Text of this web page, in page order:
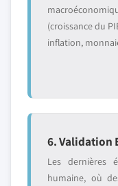
(croissance du
inflation,
6. Validation
Les dernières
humaine, où